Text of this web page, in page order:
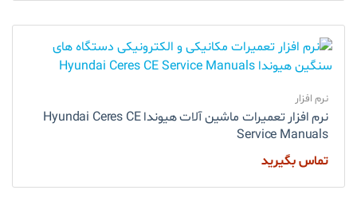
نرم افزار
نرم افزار تعمیرات ماشین آلات هیوندا Hyundai Ceres CE
Service Manuals
تماس بگیرید